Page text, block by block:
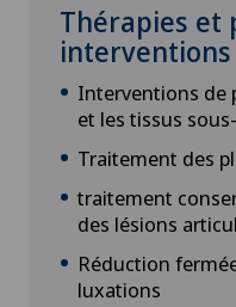
Thérapies et
interventions
Interventions de
et les tissus
Traitement des
traitement
des lésions
Réduction
luxations